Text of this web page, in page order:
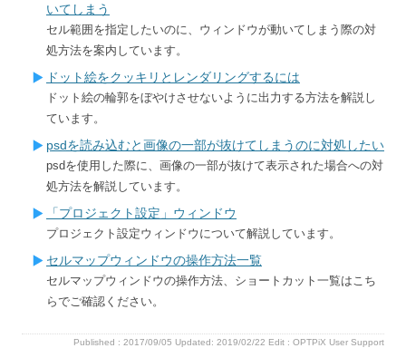
いてしまう
セル範囲を指定したいのに、ウィンドウが動いてしまう際の対
処方法を案内しています。
ドット絵をクッキリとレンダリングするには
ドット絵の輪郭をぼやけさせないように出力する方法を解説し
ています。
psdを読み込むと画像の一部が抜けてしまうのに対処したい
psdを使用した際に、画像の一部が抜けて表示された場合への対
処方法を解説しています。
「プロジェクト設定」ウィンドウ
プロジェクト設定ウィンドウについて解説しています。
セルマップウィンドウの操作方法一覧
セルマップウィンドウの操作方法、ショートカット一覧はこち
らでご確認ください。
Published : 2017/09/05 Updated: 2019/02/22 Edit : OPTPiX User Support